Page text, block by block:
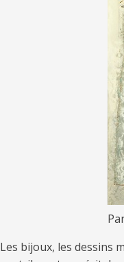
Les bijoux, les dessins